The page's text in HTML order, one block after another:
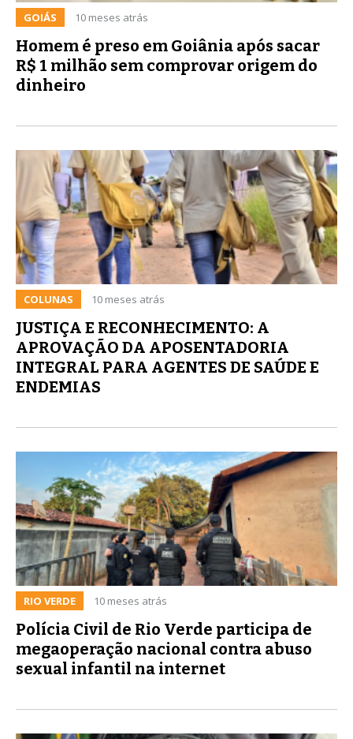
GOIÁS 10 meses atrás
Homem é preso em Goiânia após sacar
R$ 1 milhão sem comprovar origem do
dinheiro
COLUNAS 10 meses atrás
JUSTIÇA E RECONHECIMENTO: A
APROVAÇÃO DA APOSENTADORIA
INTEGRAL PARA AGENTES DE SAÚDE E
ENDEMIAS
RIO VERDE 10 meses atrás
Polícia Civil de Rio Verde participa de
megaoperação nacional contra abuso
sexual infantil na internet